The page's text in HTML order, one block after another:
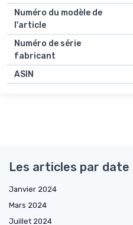
Numéro du modèle de
l'article
Numéro de série
fabricant
ASIN
Les articles par date
Janvier 2024
Mars 2024
Juillet 2024